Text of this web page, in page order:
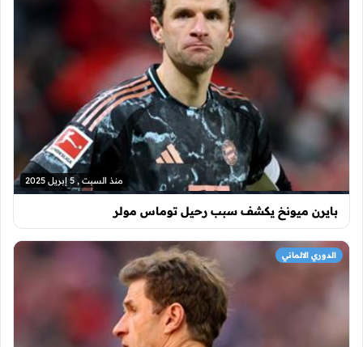
منذ السبت , 5 إبريل 2025
بايرن ميونخ يكشف سبب رحيل توماس مولر
الدوري الالماني